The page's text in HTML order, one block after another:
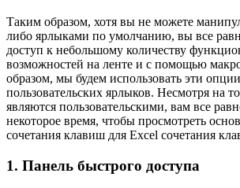
Таким образом, хотя вы не можете
либо ярлыками по умолчанию, вы все
доступ к небольшому количеству
возможностей на ленте и с помощью
образом, мы будем использовать эти
пользовательских ярлыков. Несмотря на
являются пользовательскими, вам все
некоторое время, чтобы просмотреть
сочетания клавиш для Excel сочетания
1. Панель быстрого доступа